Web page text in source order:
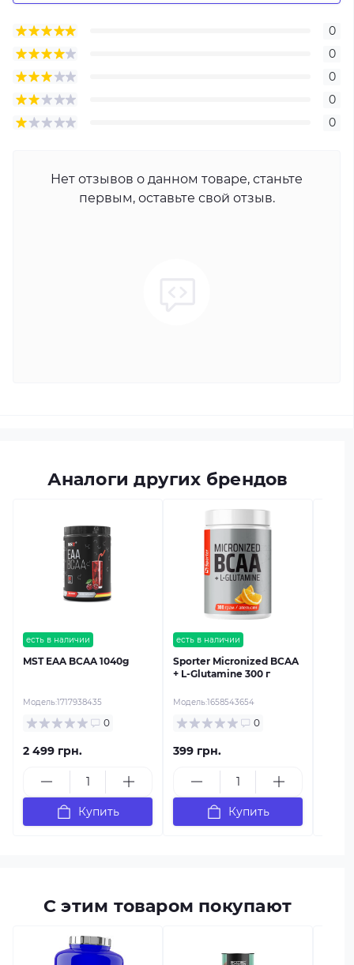
0
0
0
0
0
Нет отзывов о данном товаре, станьте
первым, оставьте свой отзыв.
Аналоги других брендов
есть в наличии
MST EAA BCAA 1040g
Модель:1717938435
0
2 499 грн.
Купить
есть в наличии
Sporter Micronized BCAA
+ L-Glutamine 300 г
Модель:1658543654
0
399 грн.
Купить
С этим товаром покупают